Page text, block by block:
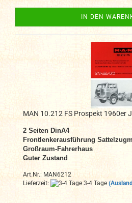
IN DEN
MAN 10.212 FS Prospekt 1960er
2 Seiten DinA4
Frontlenkerausführung
Großraum-Fahrerhaus
Guter Zustand
Art.Nr.: MAN6212
Lieferzeit:
3-4 Tage